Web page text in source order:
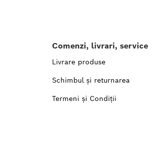
Comenzi, livrari, service
Livrare produse
Schimbul și returnarea
Termeni și Condiții